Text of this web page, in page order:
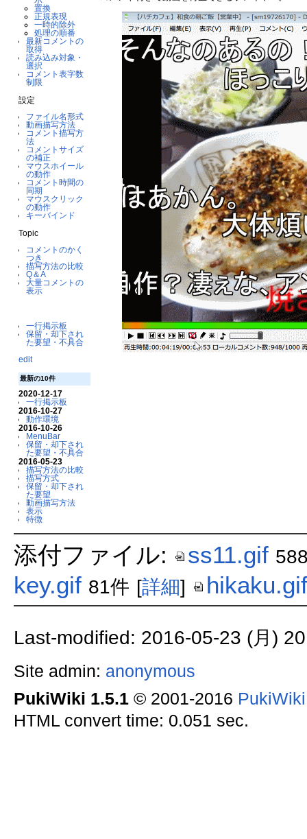
置換
正規表現
一時的除外
処理の順番
最新コメントの
取得
読み込み対象・
選択
コメント表字数
制限
設定
ファイル名形式
動画描写方法
コメント描写方
法
コメントサイズ
の補正
マウスホイール
の動作
コメント時間の
同期
マウスクリック
の動作
キーバインド
Topic
コメントのかく
つき
描写方法の比較
Q＆A
大量コメントの
表示
一行掲示板
保留・却下され
た要望・不具合
edit
最新の10件
2020-12-17
一行掲示板
2016-10-27
動作環境
2016-10-26
MenuBar
保留・却下され
た要望・不具合
2016-05-23
描写方法の比較
描写方式
保留・却下され
た要望
動画描写方法
表示
特徴
添付ファイル: ss11.gif
key.gif 81件 [詳細] hikaku.gif
Last-modified: 2016-05-23 (月)
Site admin: anonymous
PukiWiki 1.5.1© 2001-2016
HTML convert time: 0.051 sec.